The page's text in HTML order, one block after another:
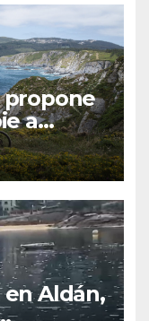
propone
a
en Aldán,